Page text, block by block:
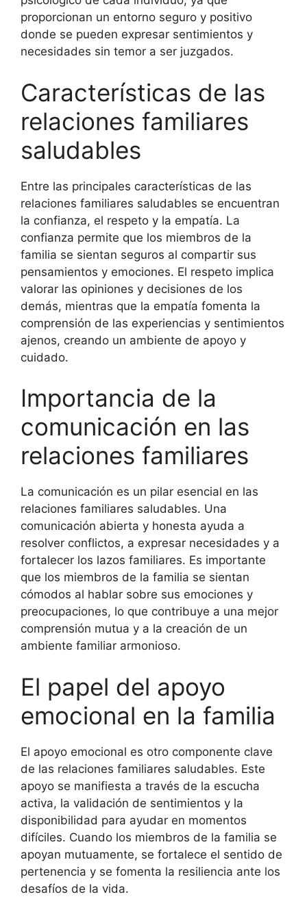
proporcionan un entorno seguro y positivo
donde se pueden expresar sentimientos y
necesidades sin temor a ser juzgados.
Características de las
relaciones familiares
saludables
Entre las principales características de las
relaciones familiares saludables se encuentran
la confianza, el respeto y la empatía. La
confianza permite que los miembros de la
familia se sientan seguros al compartir sus
pensamientos y emociones. El respeto implica
valorar las opiniones y decisiones de los
demás, mientras que la empatía fomenta la
comprensión de las experiencias y sentimientos
ajenos, creando un ambiente de apoyo y
cuidado.
Importancia de la
comunicación en las
relaciones familiares
La comunicación es un pilar esencial en las
relaciones familiares saludables. Una
comunicación abierta y honesta ayuda a
resolver conflictos, a expresar necesidades y a
fortalecer los lazos familiares. Es importante
que los miembros de la familia se sientan
cómodos al hablar sobre sus emociones y
preocupaciones, lo que contribuye a una mejor
comprensión mutua y a la creación de un
ambiente familiar armonioso.
El papel del apoyo
emocional en la familia
El apoyo emocional es otro componente clave
de las relaciones familiares saludables. Este
apoyo se manifiesta a través de la escucha
activa, la validación de sentimientos y la
disponibilidad para ayudar en momentos
difíciles. Cuando los miembros de la familia se
apoyan mutuamente, se fortalece el sentido de
pertenencia y se fomenta la resiliencia ante los
desafíos de la vida.